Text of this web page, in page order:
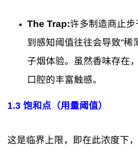
The Trap:许多制造商止
到感知阈值往往会导致“稀
子烟体验。虽然香味存在
口腔的丰富触感。
1.3 饱和点（用量阈值）
这是临界上限，即在此浓度下